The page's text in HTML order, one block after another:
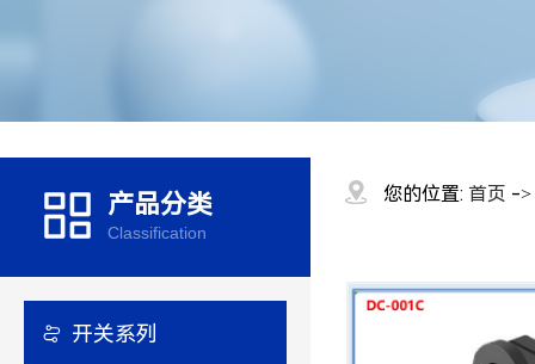
产品分类
Classification
开关系列
您的位置: 首页 -